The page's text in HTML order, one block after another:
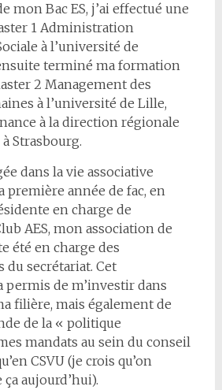
mon Bac ES, j’ai effectué une
1 Administration
à l’université de
terminé ma formation
2 Management des
à l’université de Lille,
à la direction régionale
à Strasbourg.
dans la vie associative
première année de fac, en
en charge de
AES, mon association de
été en charge des
du secrétariat. Cet
permis de m’investir dans
filière, mais également de
de la « politique
mandats au sein du conseil
CSVU (je crois qu’on
aujourd’hui).